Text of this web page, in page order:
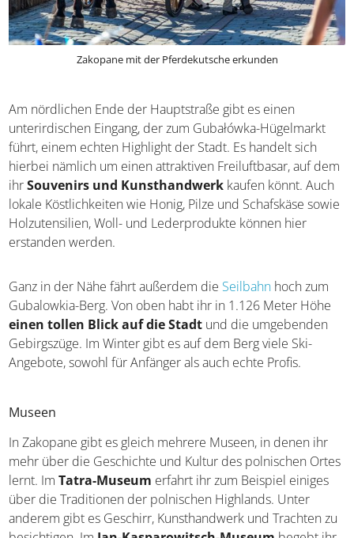
Zakopane mit der Pferdekutsche erkunden
Am nördlichen Ende der Hauptstraße gibt es einen
unterirdischen Eingang, der zum Gubałówka-Hügelmarkt
führt, einem echten Highlight der Stadt. Es handelt sich
hierbei nämlich um einen attraktiven Freiluftbasar, auf dem
ihrSouvenirs und Kunsthandwerk kaufen könnt. Auch
lokale Köstlichkeiten wie Honig, Pilze und Schafskäse sowie
Holzutensilien, Woll- und Lederprodukte können hier
erstanden werden.
Ganz in der Nähe fährt außerdem die Seilbahn hoch zum
Gubalowkia-Berg. Von oben habt ihr in 1.126 Meter Höhe
einen tollen Blick auf die Stadt und die umgebenden
Gebirgszüge. Im Winter gibt es auf dem Berg viele Ski-
Angebote, sowohl für Anfänger als auch echte Profis.
Museen
In Zakopane gibt es gleich mehrere Museen, in denen ihr
mehr über die Geschichte und Kultur des polnischen Ortes
lernt. ImTatra-Museum erfahrt ihr zum Beispiel einiges
über die Traditionen der polnischen Highlands. Unter
anderem gibt es Geschirr, Kunsthandwerk und Trachten zu